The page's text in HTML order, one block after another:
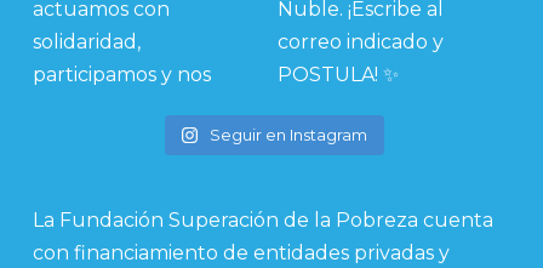
Seguir en Instagram
La Fundación Superación de la Pobreza cuenta
con financiamiento de entidades privadas y